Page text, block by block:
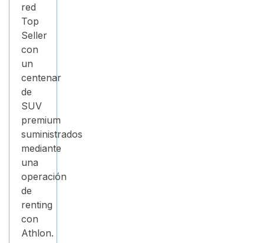
red
Top
Seller
con
un
centenar
de
SUV
premium
suministrados
mediante
una
operación
de
renting
con
Athlon.